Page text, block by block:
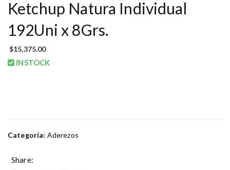
Ketchup Natura Individual
192Uni x 8Grs.
$15,375.00
INSTOCK
Categoría: Aderezos
Share: